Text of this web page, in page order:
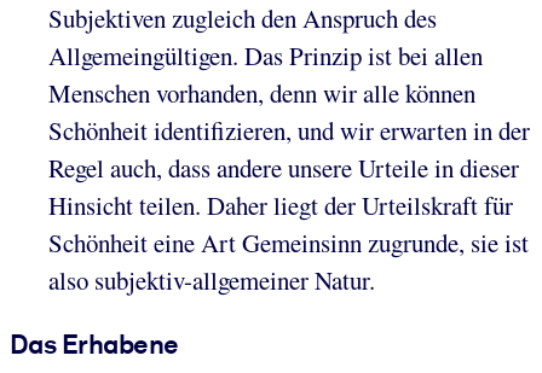
Subjektiven zugleich den Anspruch des
Allgemeingültigen. Das Prinzip ist bei allen
Menschen vorhanden, denn wir alle können
Schönheit identifizieren, und wir erwarten in der
Regel auch, dass andere unsere Urteile in dieser
Hinsicht teilen. Daher liegt der Urteilskraft für
Schönheit eine Art Gemeinsinn zugrunde, sie ist
also subjektiv-allgemeiner Natur.
Das Erhabene